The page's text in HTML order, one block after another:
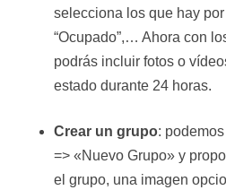
selecciona los que hay por
“Ocupado”,… Ahora con
podrás incluir fotos o
estado durante 24 horas.
Crear un grupo:
=> «Nuevo Grupo» y
el grupo, una imagen